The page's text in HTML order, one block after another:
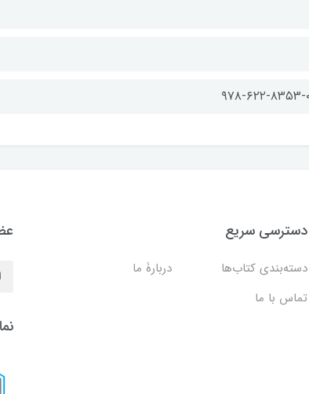
دسترسی سریع
دسته‌بندی کتاب‌ها
دربارۀ ما
تماس با ما